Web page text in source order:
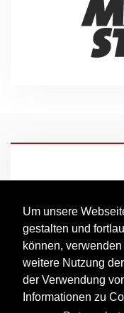
Um unsere
gestalten und
können,
weitere Nutzung
der Verwendung
Informationen zu